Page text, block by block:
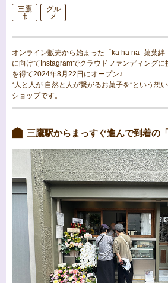
三鷹
市
グル
メ
オンライン販売から始まった「ka ha na -菓葉絆
に向けてInstagramでクラウドファンディングに
を得て2024年8月22日にオープン♪
“人と人が 自然と人が繋がるお菓子を”という想
ショップです。
三鷹駅からまっすぐ進んで到着の